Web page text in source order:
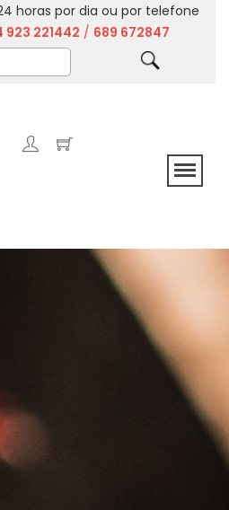
horas por dia ou por telefone
923 221442 / 689 672847